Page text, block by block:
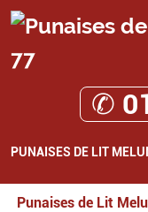
77
✆
PUNAISES DE LIT
Punaises de Lit